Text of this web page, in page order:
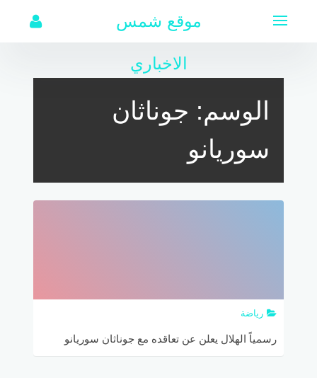
موقع شمس
الاخباري
الوسم: جوناثان
سوريانو
رياضة
رسمياً الهلال يعلن عن تعاقده مع جوناثان سوريانو